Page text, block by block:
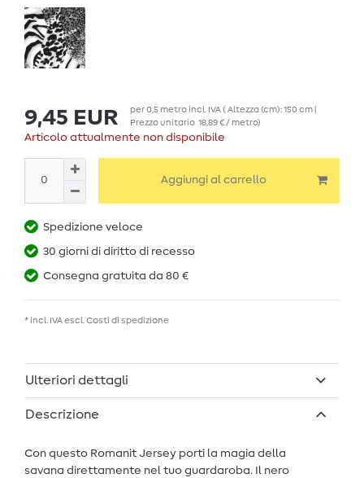
9,45 EUR per0,5 metroincl. IVA( Altezza (cm): 150 cm |
Prezzo unitario 18,89 € / metro)
Articolo attualmente non disponibile
Aggiungi al carrello
Spedizione veloce
30 giorni di diritto di recesso
Consegna gratuita da 80 €
* incl. IVA escl. Costi di spedizione
Ulteriori dettagli
Descrizione
Con questo Romanit Jersey porti la magia della
savana direttamente nel tuo guardaroba. Il nero